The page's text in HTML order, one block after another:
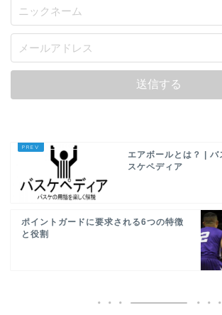
エアボールとは？ |
スケペディア
ポイントガードに要求される6つの特徴
と役割